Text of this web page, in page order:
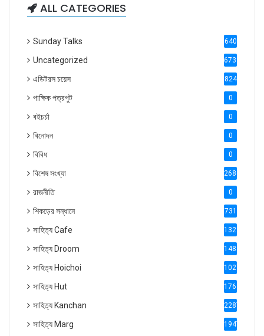
ALL CATEGORIES
Sunday Talks 640
Uncategorized 6738
এডিটরস চয়েস 824
পাক্ষিক পত্রপুট 0
বইচর্চা 0
বিনোদন 0
বিবিধ 0
বিশেষ সংখ্যা 2686
রাজনীতি 0
শিকড়ের সন্ধানে 731
সাহিত্য Cafe 1321
সাহিত্য Droom 1488
সাহিত্য Hoichoi 1027
সাহিত্য Hut 1769
সাহিত্য Kanchan 2287
সাহিত্য Marg 1947